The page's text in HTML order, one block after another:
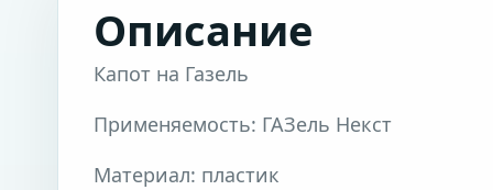
Описание
Капот на Газель
Применяемость: ГАЗель Некст
Материал: пластик